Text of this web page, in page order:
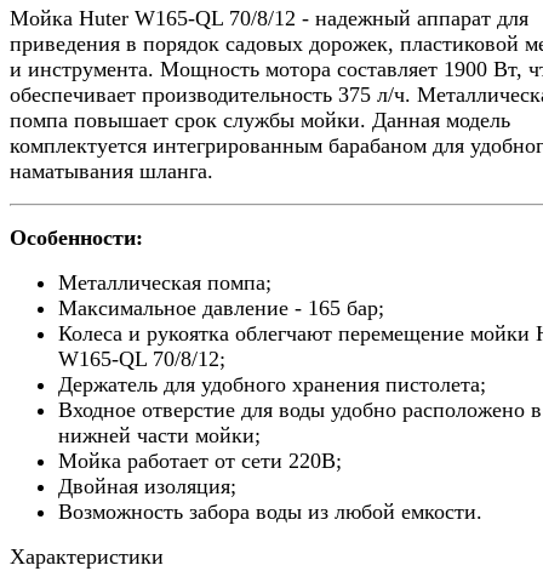
Мойка Huter W165-QL 70/8/12 - надежный аппарат для
приведения в порядок садовых дорожек, пластиковой
и инструмента. Мощность мотора составляет 1900 Вт,
обеспечивает производительность 375 л/ч.
помпа повышает срок службы мойки. Данная модель
комплектуется интегрированным барабаном для
наматывания шланга.
Особенности:
Металлическая помпа;
Максимальное давление - 165 бар;
Колеса и рукоятка облегчают перемещение мойки
W165-QL 70/8/12;
Держатель для удобного хранения пистолета;
Входное отверстие для воды удобно расположено в
нижней части мойки;
Мойка работает от сети 220В;
Двойная изоляция;
Возможность забора воды из любой емкости.
Характеристики